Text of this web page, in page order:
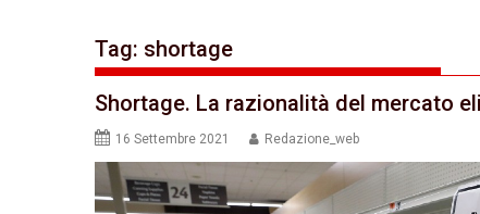
Tag: shortage
Shortage. La razionalità del mercato
16 Settembre 2021 Redazione_web